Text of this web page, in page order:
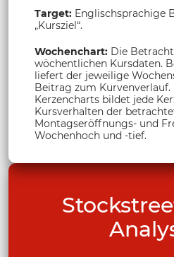
Target: Englischsprachige
„Kursziel“.
Wochenchart: Die
wöchentlichen Kursdaten.
liefert der jeweilige
Beitrag zum Kurvenverlauf.
Kerzencharts bildet jede
Kursverhalten der
Montagseröffnungs- und
Wochenhoch und -tief.